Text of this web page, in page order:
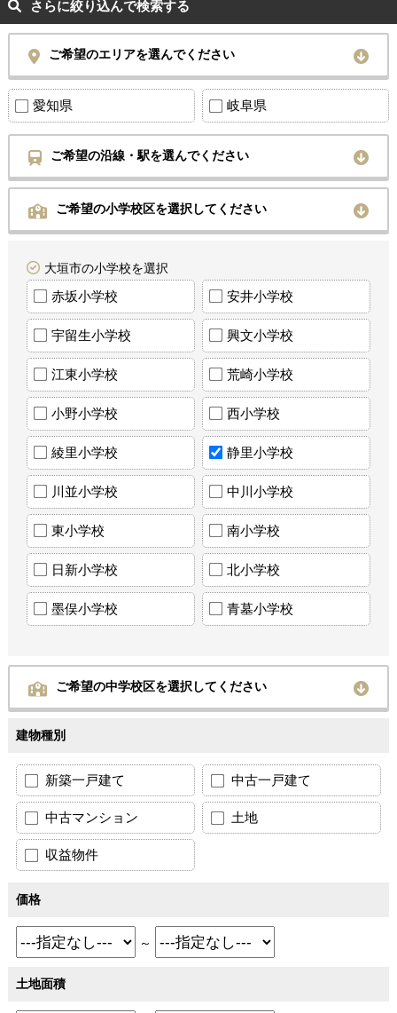
さらに絞り込んで検索する
ご希望のエリアを選んでください
愛知県 岐阜県
ご希望の沿線・駅を選んでください
ご希望の小学校区を選択してください
大垣市の小学校を選択
赤坂小学校 安井小学校
宇留生小学校 興文小学校
江東小学校 荒崎小学校
小野小学校 西小学校
綾里小学校 静里小学校
川並小学校 中川小学校
東小学校 南小学校
日新小学校 北小学校
墨俣小学校 青墓小学校
ご希望の中学校区を選択してください
建物種別
新築一戸建て 中古一戸建て
中古マンション 土地
収益物件
価格
～
土地面積